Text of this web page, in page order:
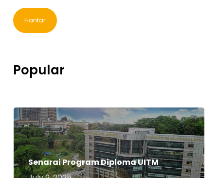
Popular
Senarai Program Diploma UITM